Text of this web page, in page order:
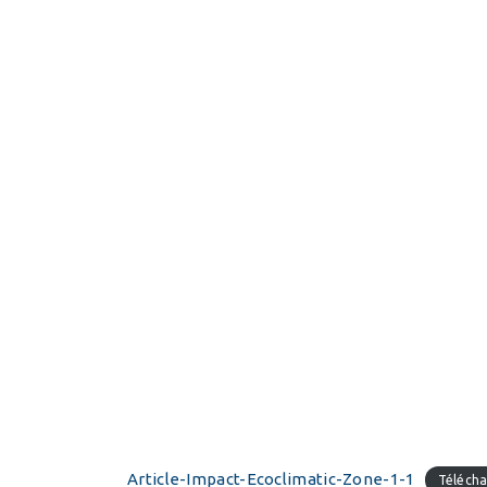
Article-Impact-Ecoclimatic-Zone-1-1